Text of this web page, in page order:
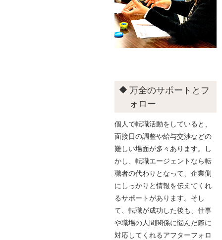
万全のサポートとフ
ォロー
個人で転職活動をしていると、
面接日の調整や給与交渉などの
難しい場面が多々あります。し
かし、転職エージェントなら転
職者の代わりとなって、企業側
にしっかりと情報を伝えてくれ
るサポートがあります。そし
て、転職が成功した後も、仕事
や職場の人間関係に悩んだ際に
対応してくれるアフターフォロ